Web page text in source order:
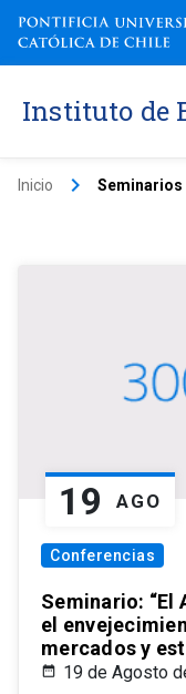
Instituto de
Inicio keyboard_arrow_right Seminarios
19 AGO
Conferencias
Seminario: “El
el
mercados y
19 de Agosto